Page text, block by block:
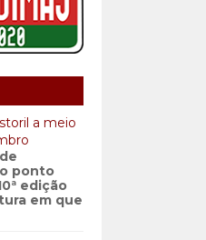
a meio
ponto
edição
em que